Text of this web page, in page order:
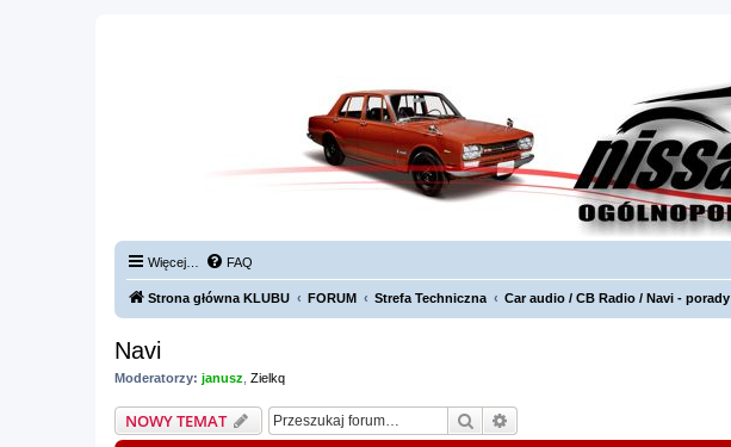
Więcej… FAQ
Strona główna KLUBU FORUM Strefa Techniczna Car audio / CB Radio / Navi - porady
Navi
Moderatorzy: janusz Zielkq
NOWY TEMAT Szukaj